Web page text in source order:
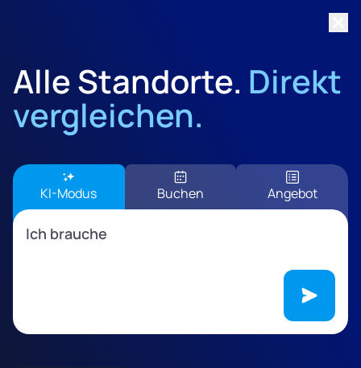
Alle Standorte. Direkt
vergleichen.
KI-Modus Buchen Angebot
Ich brauche